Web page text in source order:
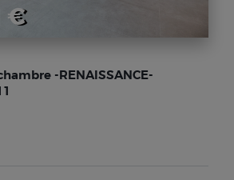
€
-RENAISSANCE-